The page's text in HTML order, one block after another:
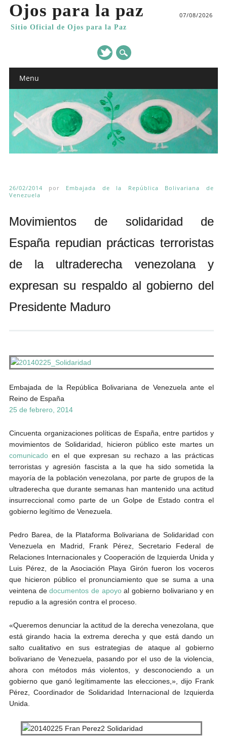
Ojos para la paz
Sitio Oficial de Ojos para la Paz
07/08/2026
Main menu
Menu
26/02/2014 por Embajada de la República Bolivariana de
Venezuela
Movimientos de solidaridad de
España repudian prácticas terroristas
de la ultraderecha venezolana y
expresan su respaldo al gobierno del
Presidente Maduro
Embajada de la República Bolivariana de Venezuela ante el
Reino de España
25 de febrero, 2014
Cincuenta organizaciones políticas de España, entre partidos y
movimientos de Solidaridad, hicieron público este martes un
comunicadoen el que expresan su rechazo a las prácticas
terroristas y agresión fascista a la que ha sido sometida la
mayoría de la población venezolana, por parte de grupos de la
ultraderecha que durante semanas han mantenido una actitud
insurreccional como parte de un Golpe de Estado contra el
gobierno legítimo de Venezuela.
Pedro Barea, de la Plataforma Bolivariana de Solidaridad con
Venezuela en Madrid, Frank Pérez, Secretario Federal de
Relaciones Internacionales y Cooperación de Izquierda Unida y
Luis Pérez, de la Asociación Playa Girón fueron los voceros
que hicieron público el pronunciamiento que se suma a una
veintena dedocumentos de apoyoal gobierno bolivariano y en
repudio a la agresión contra el proceso.
«Queremos denunciar la actitud de la derecha venezolana, que
está girando hacia la extrema derecha y que está dando un
salto cualitativo en sus estrategias de ataque al gobierno
bolivariano de Venezuela, pasando por el uso de la violencia,
ahora con métodos más violentos, y desconociendo a un
gobierno que ganó legítimamente las elecciones,», dijo Frank
Pérez, Coordinador de Solidaridad Internacional de Izquierda
Unida.